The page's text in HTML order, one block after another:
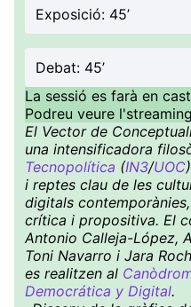
Exposició: 45’
Debat: 45’
La sessió es farà en
Podreu veure l'streaming
El Vector de
una intensificadora
Tecnopolítica (IN3/UOC
i reptes clau de les
digitals
crítica i propositiva. El
Antonio Calleja-López,
Toni Navarro i Jara
es realitzen al
Democrática y Digital.